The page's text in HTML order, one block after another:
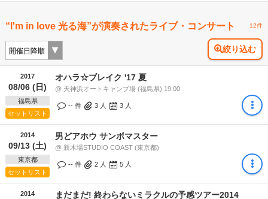
“I'm in love 光る海”が演奏されたライブ・コンサート 12件
絞り込む
2017
08/06 (日)
福島県
セットリスト
オハラ☆ブレイク '17 夏
@ 天神浜オートキャンプ場 (福島県) 19:00
-- 件 3 人 3 人
2014
09/13 (土)
東京都
セットリスト
男どアホウ サンボマスター
@ 新木場STUDIO COAST (東京都)
-- 件 2 人 5 人
2014 まだまだ! 終わらないミラクルの予感ツアー2014